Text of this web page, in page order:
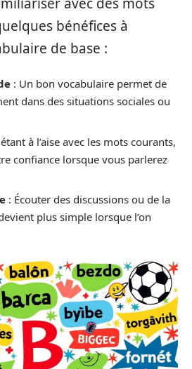
bénéfices à
de base :
: Un bon vocabulaire permet de
dans des situations sociales ou
à l’aise avec les mots courants,
confiance lorsque vous parlerez
: Écouter des discussions ou de la
plus simple lorsque l’on